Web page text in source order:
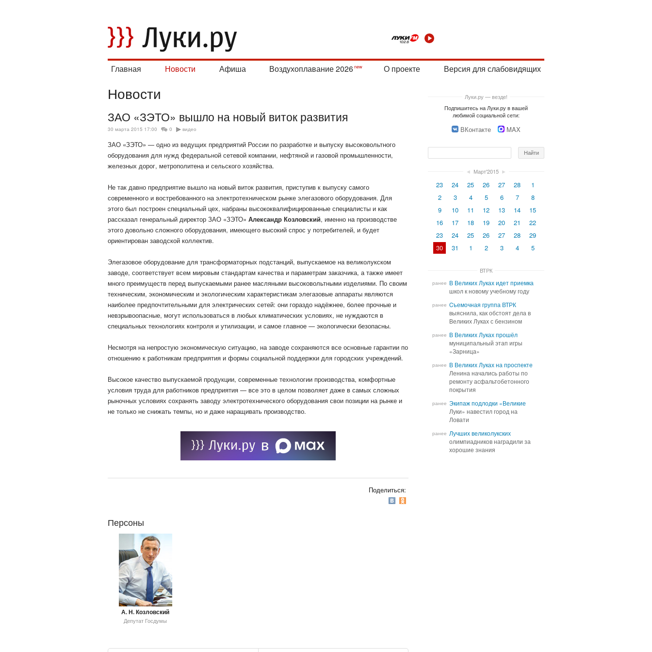
Главная Новости Афиша Воздухоплавание 2026 О проекте Версия для слабовидящих
Новости
ЗАО «ЗЭТО» вышло на новый виток развития
30 марта 2015 17:00 0 видео
ЗАО «ЗЭТО» — одно из ведущих предприятий России по разработке и выпуску высоковольтного
оборудования для нужд федеральной сетевой компании, нефтяной и газовой промышленности,
железных дорог, метрополитена и сельского хозяйства.
Не так давно предприятие вышло на новый виток развития, приступив к выпуску самого
современного и востребованного на электротехническом рынке элегазового оборудования. Для
этого был построен специальный цех, набраны высококвалифицированные специалисты и как
рассказал генеральный директор ЗАО «ЗЭТО» Александр Козловский, именно на производстве
этого довольно сложного оборудования, имеющего высокий спрос у потребителей, и будет
ориентирован заводской коллектив.
Элегазовое оборудование для трансформаторных подстанций, выпускаемое на великолукском
заводе, соответствует всем мировым стандартам качества и параметрам заказчика, а также имеет
много преимуществ перед выпускаемыми ранее масляными высоковольтными изделиями. По своим
техническим, экономическим и экологическим характеристикам элегазовые аппараты являются
наиболее предпочтительными для электрических сетей: они гораздо надёжнее, более прочные и
невзрывоопасные, могут использоваться в любых климатических условиях, не нуждаются в
специальных технологиях контроля и утилизации, и самое главное — экологически безопасны.
Несмотря на непростую экономическую ситуацию, на заводе сохраняются все основные гарантии по
отношению к работникам предприятия и формы социальной поддержки для городских учреждений.
Высокое качество выпускаемой продукции, современные технологии производства, комфортные
условия труда для работников предприятия — все это в целом позволяет даже в самых сложных
рыночных условиях сохранять заводу электротехнического оборудования свои позиции на рынке и
не только не снижать темпы, но и даже наращивать производство.
Поделиться:
Персоны
А. Н. Козловский
Депутат Госдумы
Луки.ру — везде!
Подпишитесь на Луки.ру в вашей
любимой социальной сети:
ВКонтакте MAX
◄ Март'2015 ►
23 24 25 26 27 28
1
2
3 4 5 6 7
8
9
10 11 12 13 14
15
16
17 18 19 20 21
22
23
24 25 26 27 28
29
30
31 1 2 3 4 5
ВТРК
ранее В Великих Луках идет приемка
школ к новому учебному году
В Великих Луках идет приемка
школ к новому учебному году
ранее Cъемочная группа ВТРК
выяснила, как обстоят дела в
Великих Луках с бензином
Cъемочная группа ВТРК
выяснила, как обстоят дела в
Великих Луках с бензином
ранее В Великих Луках прошёл
муниципальный этап игры
«Зарница»
В Великих Луках прошёл
муниципальный этап игры
«Зарница»
ранее В Великих Луках на проспекте
Ленина начались работы по
ремонту асфальтобетонного
покрытия
В Великих Луках на проспекте
Ленина начались работы по
ремонту асфальтобетонного
покрытия
ранее Экипаж подлодки «Великие
Луки» навестил город на
Ловати
Экипаж подлодки «Великие
Луки» навестил город на
Ловати
ранее Лучших великолукских
олимпиадников наградили за
хорошие знания
Лучших великолукских
олимпиадников наградили за
хорошие знания